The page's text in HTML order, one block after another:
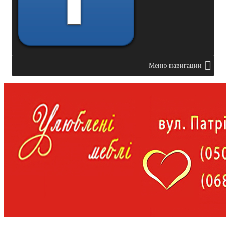
Меню навигации